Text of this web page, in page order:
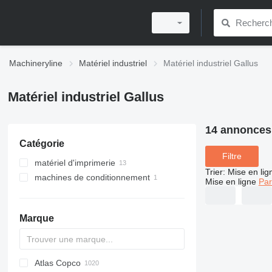
Machineryline Matériel industriel Matériel industriel Gallus
Matériel industriel Gallus
Catégorie
matériel d'imprimerie
imprimantes
machines de conditionnement
Marque
PDS
APD
AB
Ensis
VZ
AG3
Atlas Copco
14
Filtre
Trier: Mise en
Mise en ligne